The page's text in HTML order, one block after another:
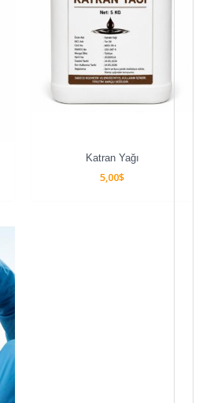
Katran Yağı
5,00$